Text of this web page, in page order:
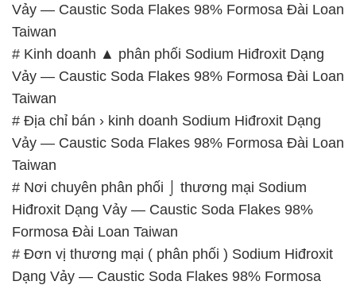
Vảy — Caustic Soda Flakes 98% Formosa Đài Loan
Taiwan
# Kinh doanh ▲ phân phối Sodium Hiđroxit Dạng
Vảy — Caustic Soda Flakes 98% Formosa Đài Loan
Taiwan
# Địa chỉ bán › kinh doanh Sodium Hiđroxit Dạng
Vảy — Caustic Soda Flakes 98% Formosa Đài Loan
Taiwan
# Nơi chuyên phân phối ⌡ thương mại Sodium
Hiđroxit Dạng Vảy — Caustic Soda Flakes 98%
Formosa Đài Loan Taiwan
# Đơn vị thương mại ( phân phối ) Sodium Hiđroxit
Dạng Vảy — Caustic Soda Flakes 98% Formosa